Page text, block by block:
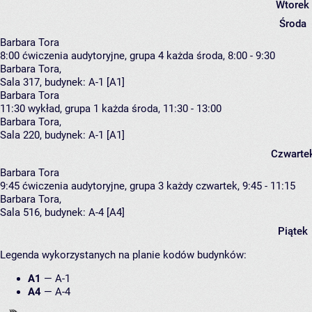
Wtorek
Środa
Barbara Tora
8:00 ćwiczenia audytoryjne, grupa 4 każda środa, 8:00 - 9:30
Barbara Tora,
Sala 317, budynek: A-1 [A1]
Barbara Tora
11:30 wykład, grupa 1 każda środa, 11:30 - 13:00
Barbara Tora,
Sala 220, budynek: A-1 [A1]
Barbara Tora
9:45 ćwiczenia audytoryjne, grupa 3 każdy czwartek, 9:45 - 11:15
Barbara Tora,
Sala 516, budynek: A-4 [A4]
Piątek
Legenda wykorzystanych na planie kodów budynków:
A1 — A-1
A4 — A-4